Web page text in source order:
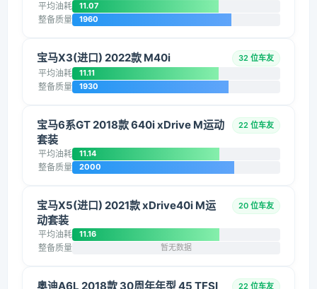
平均油耗 11.07
整备质量 1960
宝马X3(进口) 2022款 M40i 32 位车友
平均油耗 11.11
整备质量 1930
宝马6系GT 2018款 640i xDrive M运动
套装
22 位车友
平均油耗 11.14
整备质量 2000
宝马X5(进口) 2021款 xDrive40i M运
动套装
20 位车友
平均油耗 11.16
整备质量 暂无数据
奥迪A6L 2018款 30周年年型 45 TFSI 22 位车友